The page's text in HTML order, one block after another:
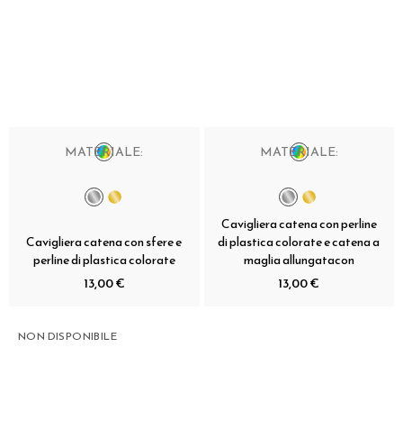
MATERIALE:
Cavigliera catena con sfere e
perline di plastica colorate
13,00 €
MATERIALE:
Cavigliera catena con perline
di plastica colorate e catena a
maglia allungatacon
13,00 €
NON DISPONIBILE